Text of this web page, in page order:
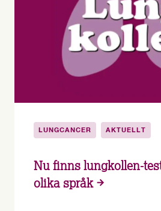
LUNGCANCER AKTUELLT
Nu finns lungkollen-
olika språk